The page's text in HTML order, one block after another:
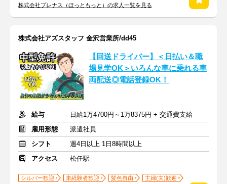
株式会社プレナス（ほっともっと）の求人一覧を見る
株式会社アズスタッフ 金沢営業所/dd45
【回送ドライバー】＜日払い＆職
場見学OK＞いろんな車に乗れる車
両配送◎電話登録OK！
給与
日給1万4700円～1万8375円 + 交通費支給
雇用形態
派遣社員
シフト
週4日以上 1日8時間以上
アクセス
松任駅
シルバー歓迎 未経験者歓迎 髪色自由
主婦(夫)歓迎